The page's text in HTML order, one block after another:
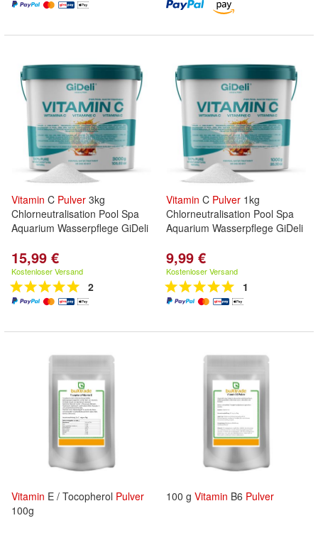
Vitamin C Pulver 3kg
Chlorneutralisation Pool Spa
Aquarium Wasserpflege GiDeli
15,99 €
Kostenloser Versand
2
Vitamin C Pulver 1kg
Chlorneutralisation Pool Spa
Aquarium Wasserpflege GiDeli
9,99 €
Kostenloser Versand
1
Vitamin E / Tocopherol Pulver
100g
100 g Vitamin B6 Pulver